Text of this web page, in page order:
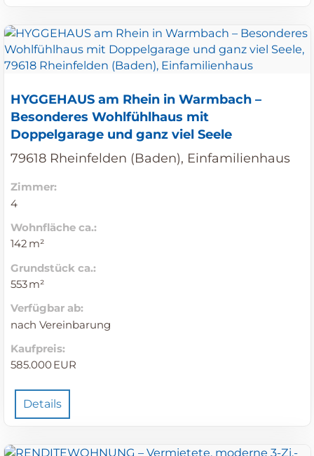
HYGGEHAUS am Rhein in Warmbach –
Besonderes Wohlfühlhaus mit
Doppelgarage und ganz viel Seele
79618 Rheinfelden (Baden), Einfamilienhaus
Zimmer:
4
Wohnfläche ca.:
142 m²
Grund­stück ca.:
553 m²
Verfügbar ab:
nach Vereinbarung
Kaufpreis:
585.000 EUR
Details